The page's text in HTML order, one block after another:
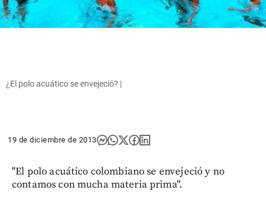
¿El polo acuático se envejeció? |
19 de diciembre de 2013
"El polo acuático colombiano se envejeció y no
contamos con mucha materia prima".